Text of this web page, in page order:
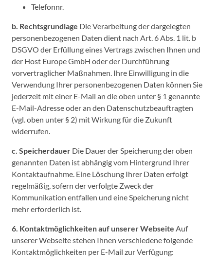
Telefonnr.
b. Rechtsgrundlage Die Verarbeitung der dargelegten
personenbezogenen Daten dient nach Art. 6 Abs. 1 lit. b
DSGVO der Erfüllung eines Vertrags zwischen Ihnen und
der Host Europe GmbH oder der Durchführung
vorvertraglicher Maßnahmen. Ihre Einwilligung in die
Verwendung Ihrer personenbezogenen Daten können Sie
jederzeit mit einer E-Mail an die oben unter § 1 genannte
E-Mail-Adresse oder an den Datenschutzbeauftragten
(vgl. oben unter § 2) mit Wirkung für die Zukunft
widerrufen.
c. Speicherdauer Die Dauer der Speicherung der oben
genannten Daten ist abhängig vom Hintergrund Ihrer
Kontaktaufnahme. Eine Löschung Ihrer Daten erfolgt
regelmäßig, sofern der verfolgte Zweck der
Kommunikation entfallen und eine Speicherung nicht
mehr erforderlich ist.
6. Kontaktmöglichkeiten auf unserer Webseite Auf
unserer Webseite stehen Ihnen verschiedene folgende
Kontaktmöglichkeiten per E-Mail zur Verfügung: